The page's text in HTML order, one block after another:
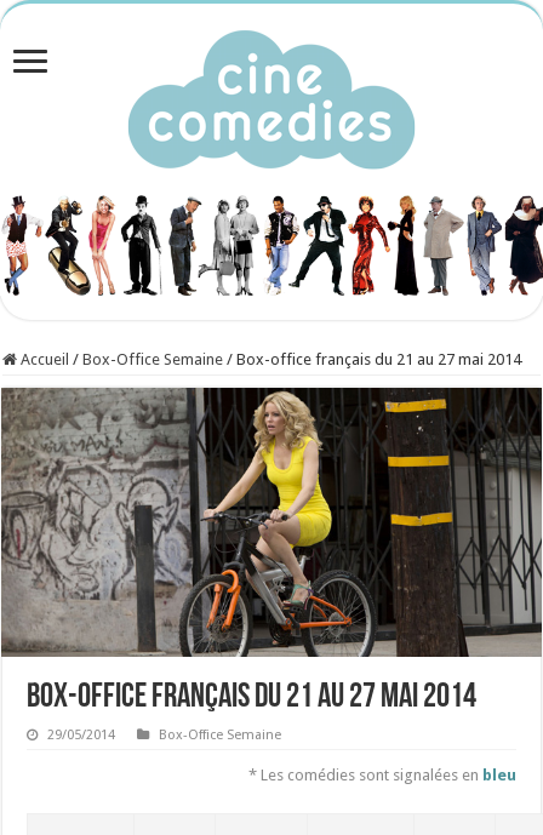
Accueil / Box-Office Semaine / Box-office français du 21 au 27 mai 2014
Box-office français du 21 au 27 mai 2014
29/05/2014 Box-Office Semaine
* Les comédies sont signalées en bleu